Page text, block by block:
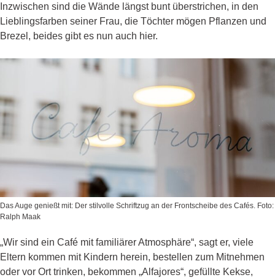
Inzwischen sind die Wände längst bunt überstrichen, in den
Lieblingsfarben seiner Frau, die Töchter mögen Pflanzen und
Brezel, beides gibt es nun auch hier.
Das Auge genießt mit: Der stilvolle Schriftzug an der Frontscheibe des Cafés. Foto:
Ralph Maak
„Wir sind ein Café mit familiärer Atmosphäre“, sagt er, viele
Eltern kommen mit Kindern herein, bestellen zum Mitnehmen
oder vor Ort trinken, bekommen „Alfajores“, gefüllte Kekse,